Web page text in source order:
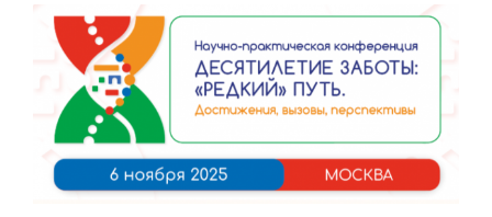
Отправить